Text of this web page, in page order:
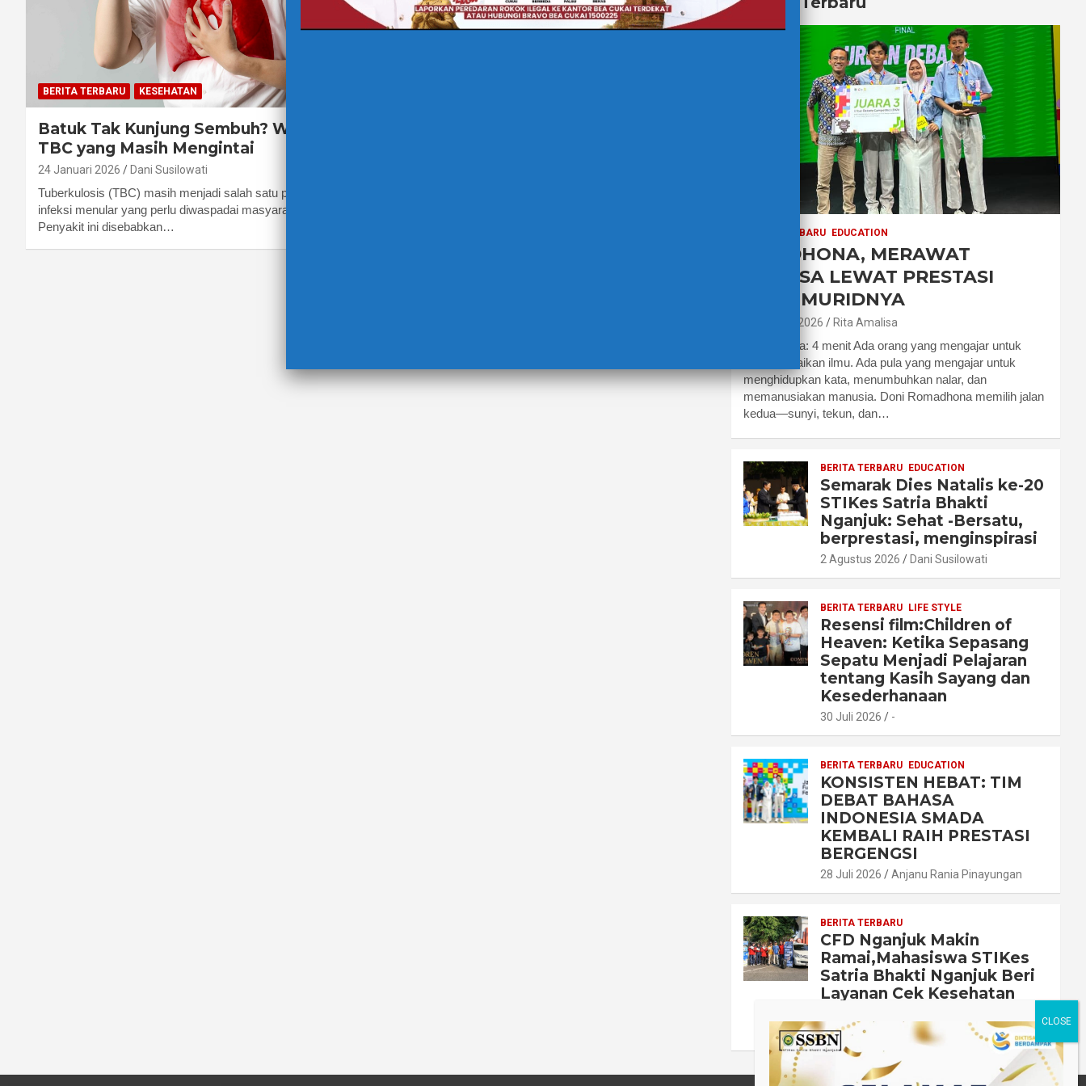
BERITA TERBARU KESEHATAN
Batuk Tak Kunjung Sembuh? Waspada
TBC yang Masih Mengintai
24 Januari 2026 Dani Susilowati
Tuberkulosis (TBC) masih menjadi salah satu penyakit
infeksi menular yang perlu diwaspadai masyarakat.
Penyakit ini disebabkan…
BERITA TERBARU EDUCATION
PAK DHONA, MERAWAT
BAHASA LEWAT PRESTASI
PARA MURIDNYA
7 Agustus 2026 Rita Amalisa
Waktu baca: 4 menit Ada orang yang mengajar untuk
menyampaikan ilmu. Ada pula yang mengajar untuk
menghidupkan kata, menumbuhkan nalar, dan
memanusiakan manusia. Doni Romadhona memilih jalan
kedua—sunyi, tekun, dan…
BERITA TERBARU EDUCATION
Semarak Dies Natalis ke-20
STIKes Satria Bhakti
Nganjuk: Sehat -Bersatu,
berprestasi, menginspirasi
2 Agustus 2026 Dani Susilowati
BERITA TERBARU LIFE STYLE
Resensi film:Children of
Heaven: Ketika Sepasang
Sepatu Menjadi Pelajaran
tentang Kasih Sayang dan
Kesederhanaan
30 Juli 2026 -
BERITA TERBARU EDUCATION
KONSISTEN HEBAT: TIM
DEBAT BAHASA
INDONESIA SMADA
KEMBALI RAIH PRESTASI
BERGENGSI
28 Juli 2026 Anjanu Rania Pinayungan
BERITA TERBARU
CFD Nganjuk Makin
Ramai,Mahasiswa STIKes
Satria Bhakti Nganjuk Beri
Layanan Cek Kesehatan
9 Juli 2026 Dani Susilowati